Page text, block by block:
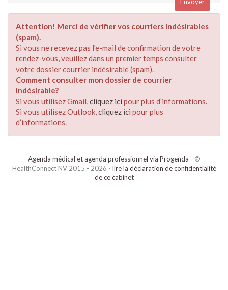
Attention! Merci de vérifier vos courriers indésirables
(spam).
Si vous ne recevez pas l'e-mail de confirmation de votre
rendez-vous, veuillez dans un premier temps consulter
votre dossier courrier indésirable (spam).
Comment consulter mon dossier de courrier
indésirable?
Si vous utilisez Gmail,cliquez ici pour plus d’informations.
Si vous utilisez Outlook,cliquez ici pour plus
d’informations.
Agenda médical et agenda professionnel via Progenda - ©
HealthConnect NV 2015 - 2026 - lire la déclaration de confidentialité
de ce cabinet